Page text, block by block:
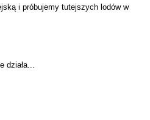
i próbujemy tutejszych lodów w
działa...